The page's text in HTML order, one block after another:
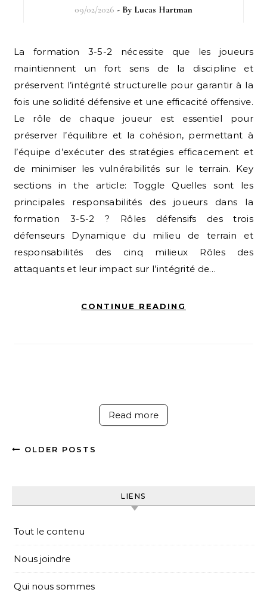
09/02/2026 - By Lucas Hartman
La formation 3-5-2 nécessite que les joueurs
maintiennent un fort sens de la discipline et
préservent l’intégrité structurelle pour garantir à la
fois une solidité défensive et une efficacité offensive.
Le rôle de chaque joueur est essentiel pour
préserver l’équilibre et la cohésion, permettant à
l’équipe d’exécuter des stratégies efficacement et
de minimiser les vulnérabilités sur le terrain. Key
sections in the article: Toggle Quelles sont les
principales responsabilités des joueurs dans la
formation 3-5-2 ? Rôles défensifs des trois
défenseurs Dynamique du milieu de terrain et
responsabilités des cinq milieux Rôles des
attaquants et leur impact sur l’intégrité de…
CONTINUE READING
Read more
OLDER POSTS
LIENS
Tout le contenu
Nous joindre
Qui nous sommes